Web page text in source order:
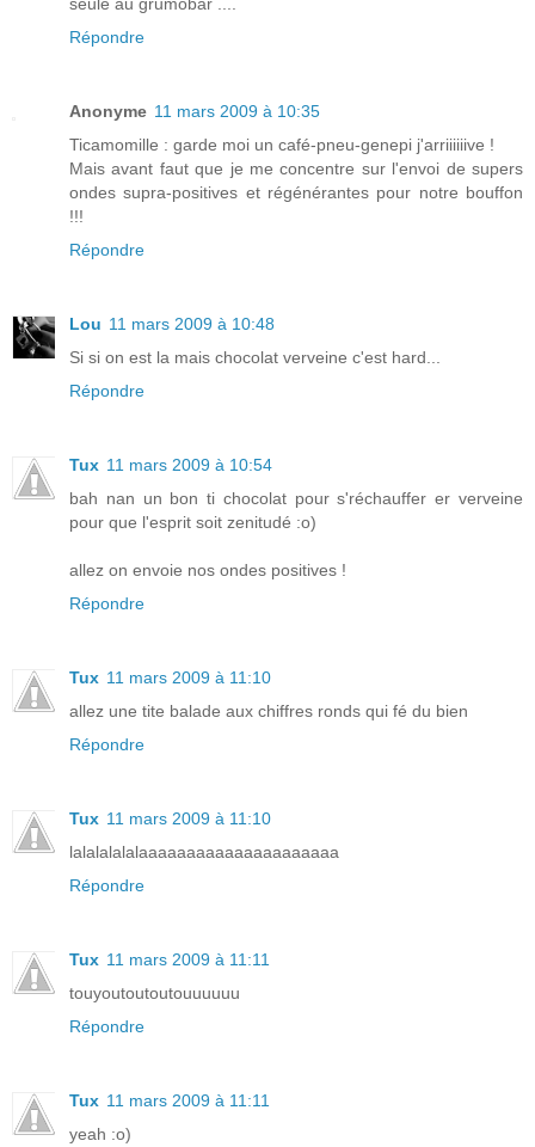
seule au grumobar ....
Répondre
Anonyme 11 mars 2009 à 10:35
Ticamomille : garde moi un café-pneu-genepi j'arriiiiiive !
Mais avant faut que je me concentre sur l'envoi de supers
ondes supra-positives et régénérantes pour notre bouffon
!!!
Répondre
Lou 11 mars 2009 à 10:48
Si si on est la mais chocolat verveine c'est hard...
Répondre
Tux 11 mars 2009 à 10:54
bah nan un bon ti chocolat pour s'réchauffer er verveine
pour que l'esprit soit zenitudé :o)
allez on envoie nos ondes positives !
Répondre
Tux 11 mars 2009 à 11:10
allez une tite balade aux chiffres ronds qui fé du bien
Répondre
Tux 11 mars 2009 à 11:10
lalalalalalaaaaaaaaaaaaaaaaaaaaa
Répondre
Tux 11 mars 2009 à 11:11
touyoutoutoutouuuuuu
Répondre
Tux 11 mars 2009 à 11:11
yeah :o)